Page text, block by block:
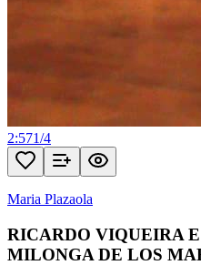
2:571/4
Maria Plazaola
RICARDO VIQUEIRA
MILONGA DE LOS